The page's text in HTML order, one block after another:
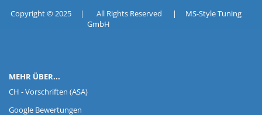
Copyright © 2025 | All Rights Reserved | MS-Style Tuning
GmbH
MEHR ÜBER...
CH - Vorschriften (ASA)
Google Bewertungen